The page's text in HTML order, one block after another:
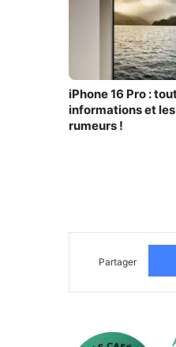
iPhone 16 Pro :
informations et
rumeurs !
Partager